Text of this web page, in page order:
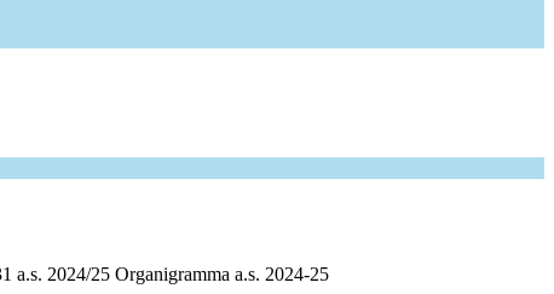
a.s. 2024/25 Organigramma a.s. 2024-25